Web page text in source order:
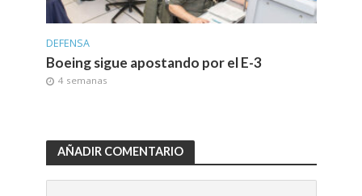
DEFENSA
Boeing sigue apostando por el E-3
4 semanas
AÑADIR COMENTARIO